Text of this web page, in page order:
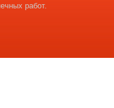
работ.